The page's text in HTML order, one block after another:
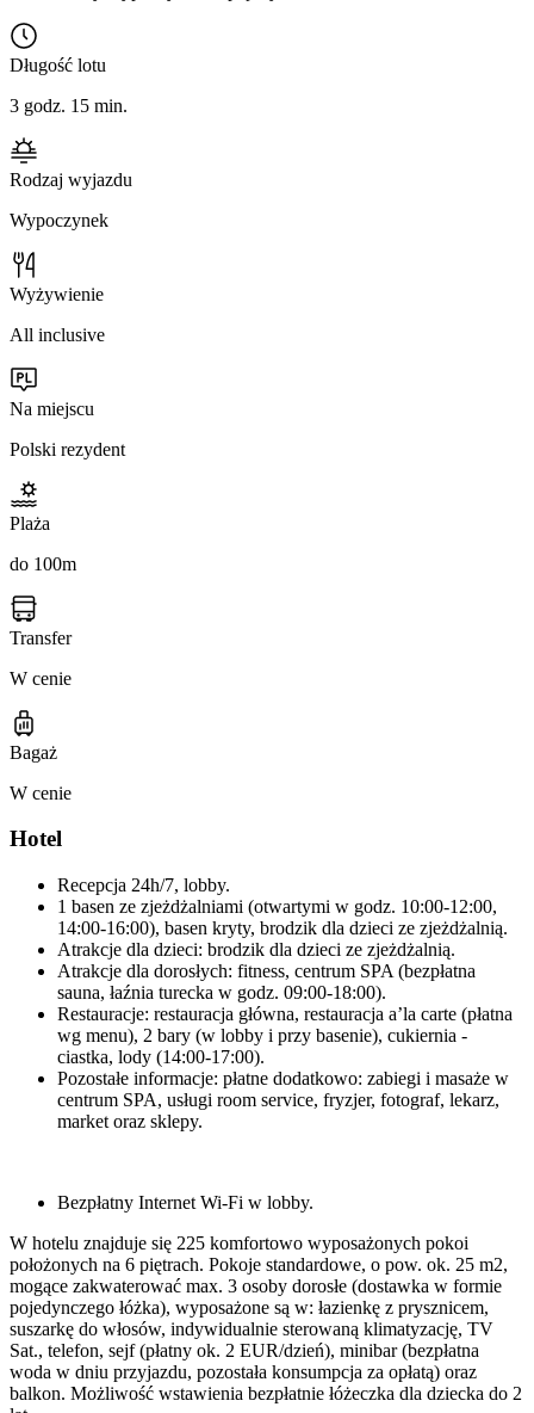
Długość lotu
3 godz. 15 min.
Rodzaj wyjazdu
Wypoczynek
Wyżywienie
All inclusive
Na miejscu
Polski rezydent
Plaża
do 100m
Transfer
W cenie
Bagaż
W cenie
Hotel
Recepcja 24h/7, lobby.
1 basen ze zjeżdżalniami (otwartymi w godz. 10:00-12:00,
14:00-16:00), basen kryty, brodzik dla dzieci ze zjeżdżalnią.
Atrakcje dla dzieci: brodzik dla dzieci ze zjeżdżalnią.
Atrakcje dla dorosłych: fitness, centrum SPA (bezpłatna
sauna, łaźnia turecka w godz. 09:00-18:00).
Restauracje: restauracja główna, restauracja a’la carte (płatna
wg menu), 2 bary (w lobby i przy basenie), cukiernia -
ciastka, lody (14:00-17:00).
Pozostałe informacje: płatne dodatkowo: zabiegi i masaże w
centrum SPA, usługi room service, fryzjer, fotograf, lekarz,
market oraz sklepy.
Bezpłatny Internet Wi-Fi w lobby.
W hotelu znajduje się 225 komfortowo wyposażonych pokoi
położonych na 6 piętrach. Pokoje standardowe, o pow. ok. 25 m2,
mogące zakwaterować max. 3 osoby dorosłe (dostawka w formie
pojedynczego łóżka), wyposażone są w: łazienkę z prysznicem,
suszarkę do włosów, indywidualnie sterowaną klimatyzację, TV
Sat., telefon, sejf (płatny ok. 2 EUR/dzień), minibar (bezpłatna
woda w dniu przyjazdu, pozostała konsumpcja za opłatą) oraz
balkon. Możliwość wstawienia bezpłatnie łóżeczka dla dziecka do 2